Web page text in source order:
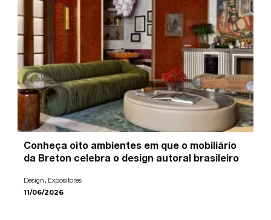
Conheça oito ambientes em que o mobiliário
da Breton celebra o design autoral brasileiro
Design, Expositores
11/06/2026